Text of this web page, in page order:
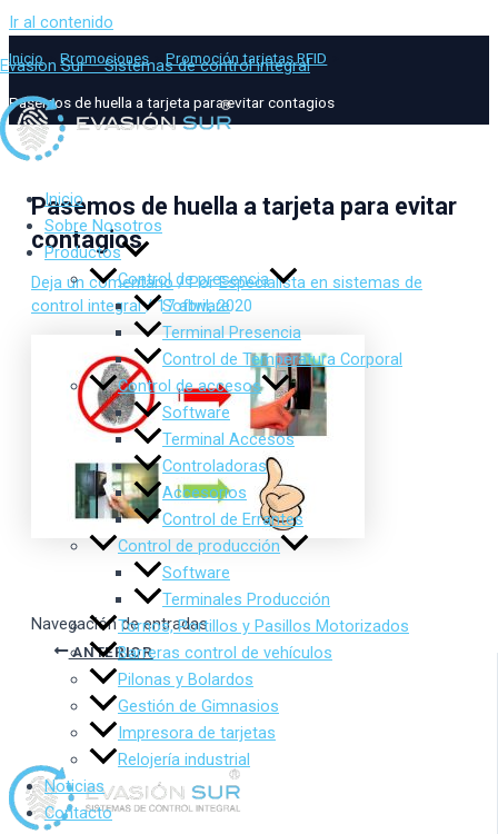
Ir al contenido
Evasion Sur – Sistemas de control integral
Inicio
Sobre Nosotros
Productos
Control de presencia
Software
Terminal Presencia
Control de Temperatura Corporal
Control de accesos
Software
Terminal Accesos
Controladoras
Accesorios
Control de Errantes
Control de producción
Software
Terminales Producción
Tornos, Portillos y Pasillos Motorizados
Barreras control de vehículos
Pilonas y Bolardos
Gestión de Gimnasios
Impresora de tarjetas
Relojería industrial
Noticias
Contacto
Inicio Promociones Promoción tarjetas RFID
Pasemos de huella a tarjeta para evitar contagios
Pasemos de huella a tarjeta para evitar
contagios
Deja un comentario / PorEspecialista en sistemas de
control integral/17 abril, 2020
Navegación de entradas
ANTERIOR